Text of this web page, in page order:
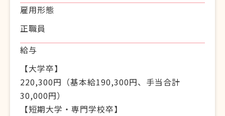
雇用形態
正職員
給与
【大学卒】
220,300円（基本給190,300円、手当合計
30,000円）
【短期大学・専門学校卒】